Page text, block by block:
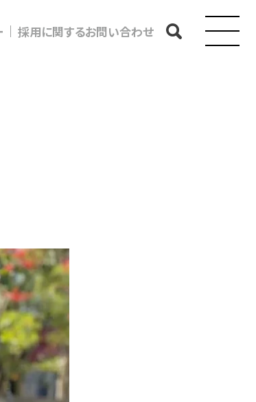
採用に関するお問い合わせ